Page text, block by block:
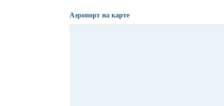
Аэропорт на карте